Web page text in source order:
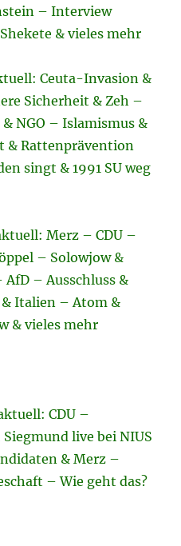
– Interview
& vieles mehr
Ceuta-Invasion &
Sicherheit & Zeh –
NGO – Islamismus &
& Rattenprävention
singt & 1991 SU weg
Merz – CDU –
– Solowjow &
– Ausschluss &
Italien – Atom &
& vieles mehr
CDU –
live bei NIUS
& Merz –
– Wie geht das?